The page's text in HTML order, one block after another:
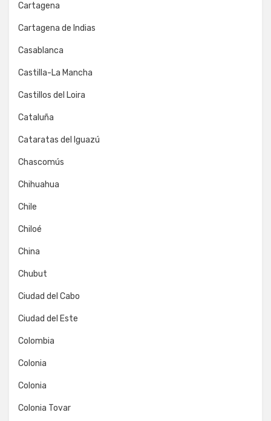
Cartagena
Cartagena de Indias
Casablanca
Castilla-La Mancha
Castillos del Loira
Cataluña
Cataratas del Iguazú
Chascomús
Chihuahua
Chile
Chiloé
China
Chubut
Ciudad del Cabo
Ciudad del Este
Colombia
Colonia
Colonia
Colonia Tovar